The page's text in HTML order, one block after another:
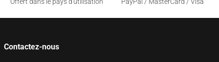
Contactez-nous